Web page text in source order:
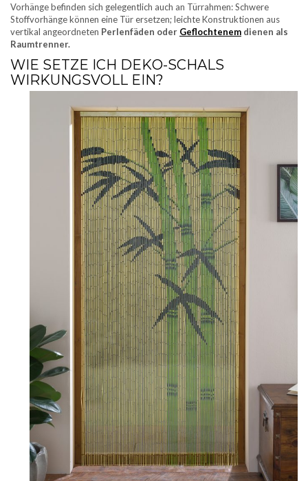
Vorhänge befinden sich gelegentlich auch an Türrahmen: Schwere
Stoffvorhänge können eine Tür ersetzen; leichte Konstruktionen aus
vertikal angeordneten Perlenfäden oder Geflochtenem dienen als
Raumtrenner.
WIE SETZE ICH DEKO-SCHALS
WIRKUNGSVOLL EIN?